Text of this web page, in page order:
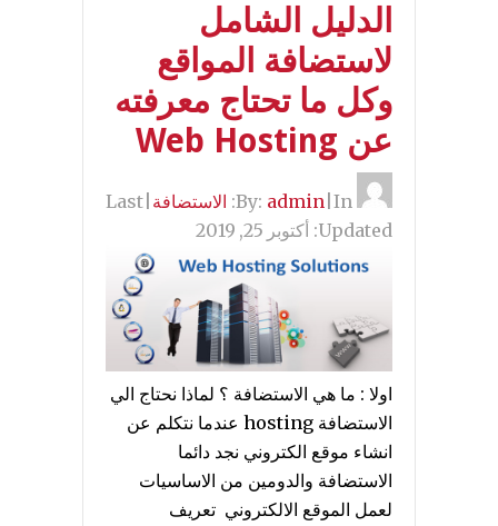
الدليل الشامل
لاستضافة المواقع
وكل ما تحتاج معرفته
عن Web Hosting
admin In: الاستضافة Last
Updated: أكتوبر 25, 2019
اولا : ما هي الاستضافة ؟ لماذا نحتاج الي
الاستضافة hosting عندما نتكلم عن
انشاء موقع الكتروني نجد دائما
الاستضافة والدومين من الاساسيات
لعمل الموقع الالكتروني تعريف